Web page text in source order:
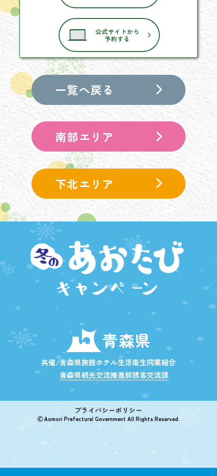
公式サイトから
予約する
一覧へ戻る
南部エリア
下北エリア
青森県
共催/青森県旅館ホテル生活衛生同業組合
青森県観光交流推進部誘客交流課
プライバシーポリシー
🄫 Aomori Prefectural Government All Rights Reserved.